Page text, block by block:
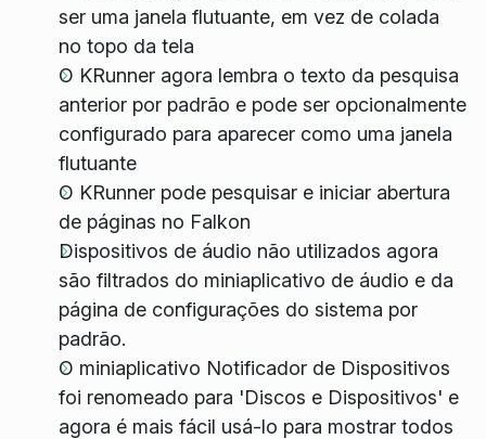
ser uma janela flutuante, em vez de colada
no topo da tela
O KRunner agora lembra o texto da pesquisa
anterior por padrão e pode ser opcionalmente
configurado para aparecer como uma janela
flutuante
O KRunner pode pesquisar e iniciar abertura
de páginas no Falkon
Dispositivos de áudio não utilizados agora
são filtrados do miniaplicativo de áudio e da
página de configurações do sistema por
padrão.
O miniaplicativo Notificador de Dispositivos
foi renomeado para 'Discos e Dispositivos' e
agora é mais fácil usá-lo para mostrar todos